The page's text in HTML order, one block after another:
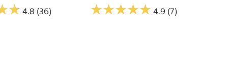
★
★ 4.8 (36) ★★★★★
★★★★★ 4.9 (7)